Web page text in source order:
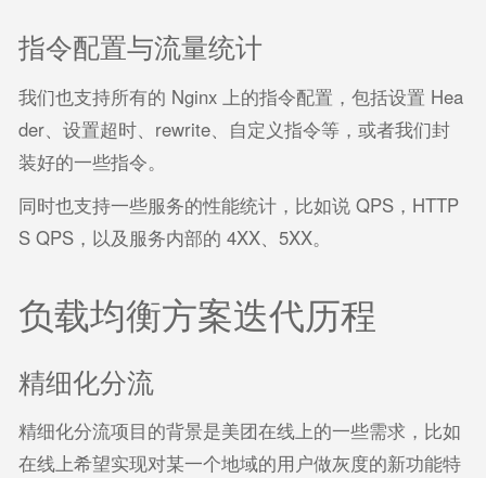
指令配置与流量统计
我们也支持所有的 Nginx 上的指令配置，包括设置 Hea
der、设置超时、rewrite、自定义指令等，或者我们封
装好的一些指令。
同时也支持一些服务的性能统计，比如说 QPS，HTTP
S QPS，以及服务内部的 4XX、5XX。
负载均衡方案迭代历程
精细化分流
精细化分流项目的背景是美团在线上的一些需求，比如
在线上希望实现对某一个地域的用户做灰度的新功能特